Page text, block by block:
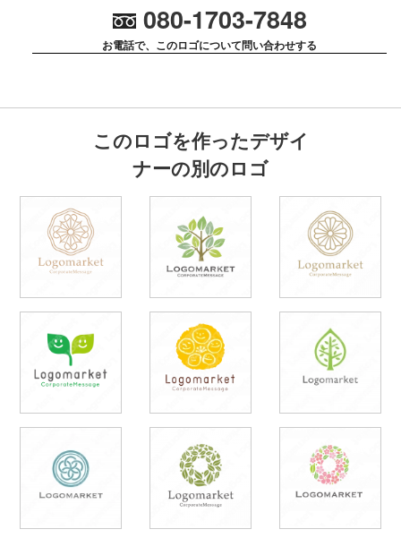
080-1703-7848
お電話で、このロゴについて問い合わせする
このロゴを作ったデザイ
ナーの別のロゴ